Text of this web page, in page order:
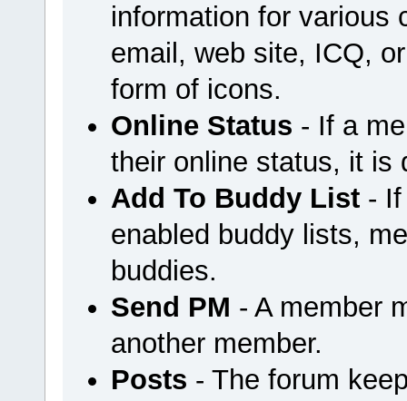
information for various
email, web site, ICQ,
form of icons.
Online Status - If a
their online status, it is
Add To Buddy List- If
enabled buddy lists,
buddies.
Send PM - A member
another member.
Posts - The forum